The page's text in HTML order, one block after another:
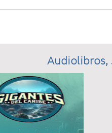
Audiolibros,